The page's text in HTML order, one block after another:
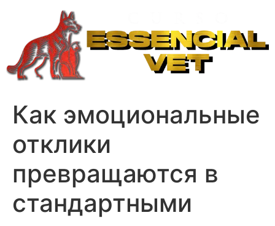
conteúdo
Как эмоциональные
отклики
превращаются в
стандартными